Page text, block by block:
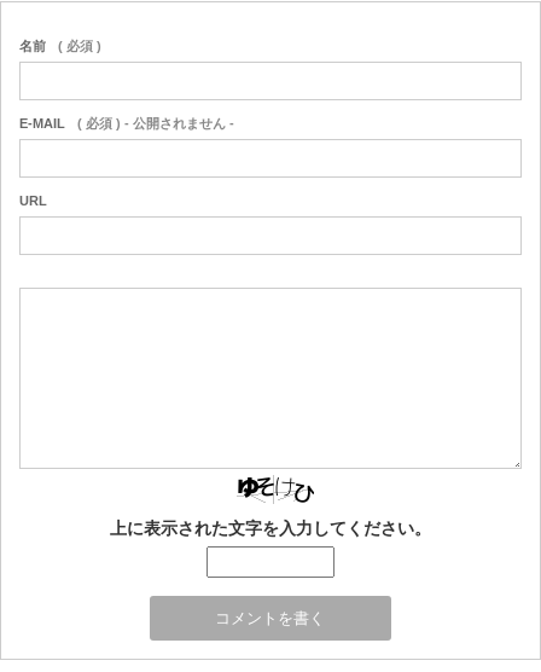
名前 ( 必須 )
E-MAIL ( 必須 ) - 公開されません -
URL
上に表示された文字を入力してください。